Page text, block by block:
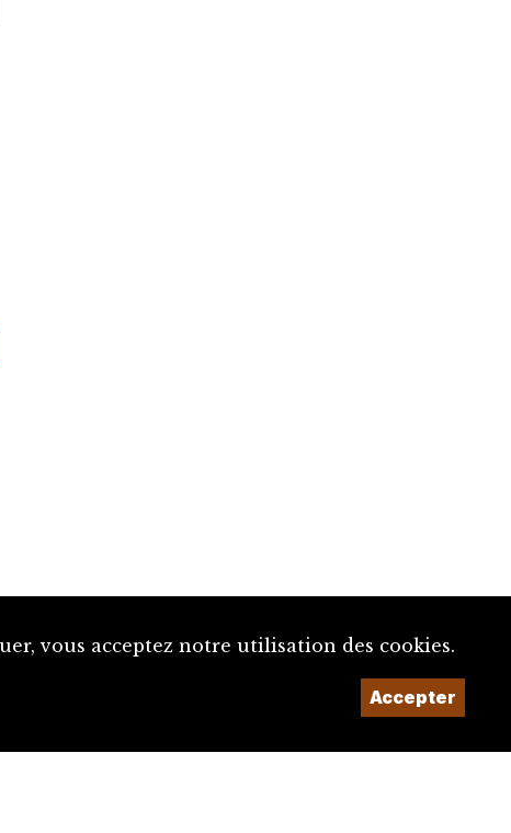
vous acceptez notre utilisation des cookies.
Accepter